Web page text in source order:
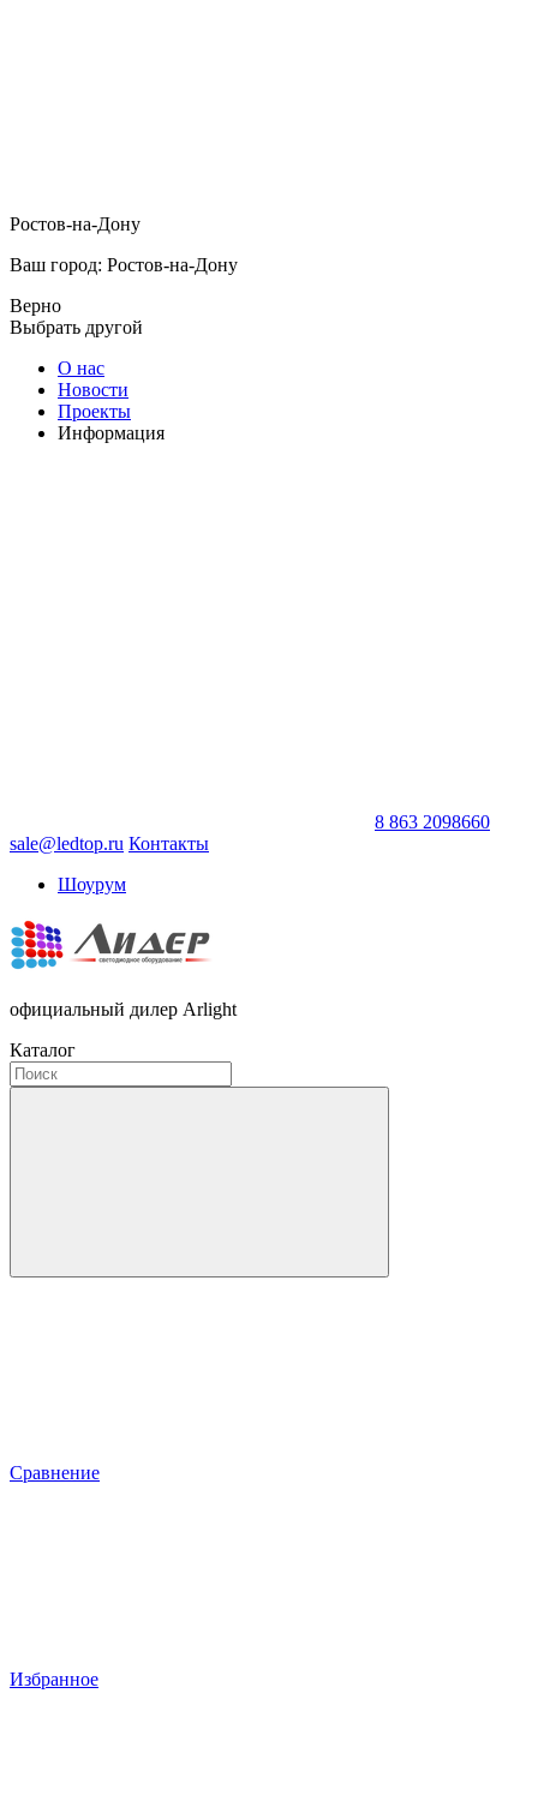
Ростов-на-Дону
Ваш город: Ростов-на-Дону
Верно
Выбрать другой
О нас
Новости
Проекты
Информация
8 863 2098660
sale@ledtop.ru Контакты
Шоурум
официальный дилер Arlight
Каталог
Сравнение
Избранное